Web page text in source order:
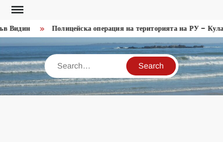
Skip
content
Полицейска операция на територията на РУ – Кула
Search